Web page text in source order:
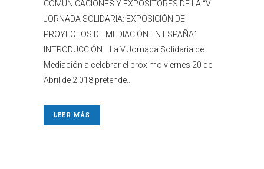
COMUNICACIONES Y EXPOSITORES DE LA “V
JORNADA SOLIDARIA: EXPOSICIÓN DE
PROYECTOS DE MEDIACIÓN EN ESPAÑA”
INTRODUCCIÓN: La V Jornada Solidaria de
Mediación a celebrar el próximo viernes 20 de
Abril de 2.018 pretende...
LEER MÁS